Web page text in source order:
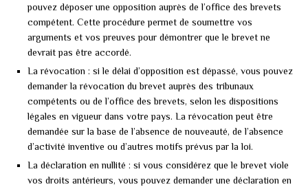
pouvez déposer une opposition auprès de l’office des brevets
compétent. Cette procédure permet de soumettre vos
arguments et vos preuves pour démontrer que le brevet ne
devrait pas être accordé.
La révocation : si le délai d’opposition est dépassé, vous pouvez
demander la révocation du brevet auprès des tribunaux
compétents ou de l’office des brevets, selon les dispositions
légales en vigueur dans votre pays. La révocation peut être
demandée sur la base de l’absence de nouveauté, de l’absence
d’activité inventive ou d’autres motifs prévus par la loi.
La déclaration en nullité : si vous considérez que le brevet viole
vos droits antérieurs, vous pouvez demander une déclaration en